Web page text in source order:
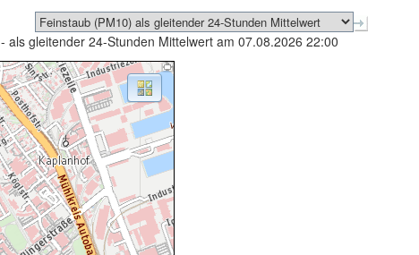
- als gleitender 24-Stunden Mittelwert am 07.08.2026 22:00